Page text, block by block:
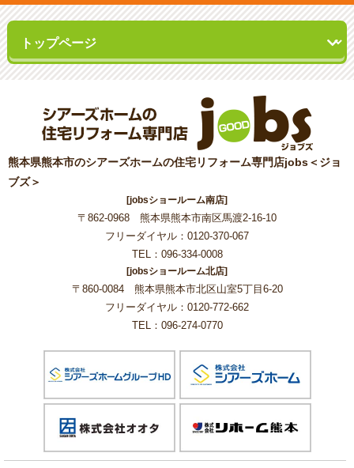
熊本県熊本市のシアーズホームの住宅リフォーム専門店jobs＜ジョ
ブズ＞
[jobsショールーム南店]
〒862-0968 熊本県熊本市南区馬渡2-16-10
フリーダイヤル：0120-370-067
TEL：096-334-0008
[jobsショールーム北店]
〒860-0084 熊本県熊本市北区山室5丁目6-20
フリーダイヤル：0120-772-662
TEL：096-274-0770